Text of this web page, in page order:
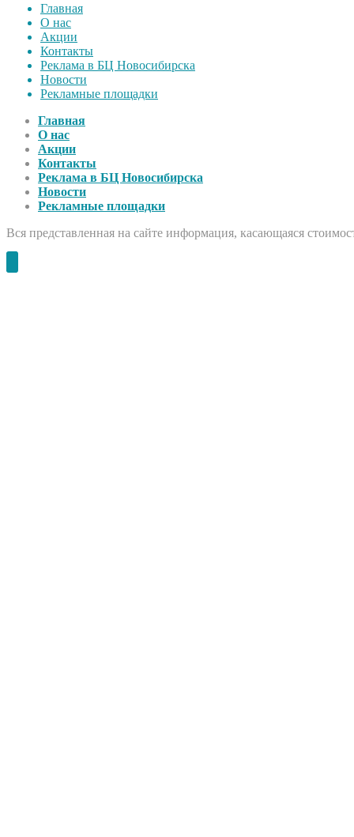
Главная
О нас
Акции
Контакты
Реклама в БЦ Новосибирска
Новости
Рекламные площадки
Главная
О нас
Акции
Контакты
Реклама в БЦ Новосибирска
Новости
Рекламные площадки
Вся представленная на сайте информация, касающаяся